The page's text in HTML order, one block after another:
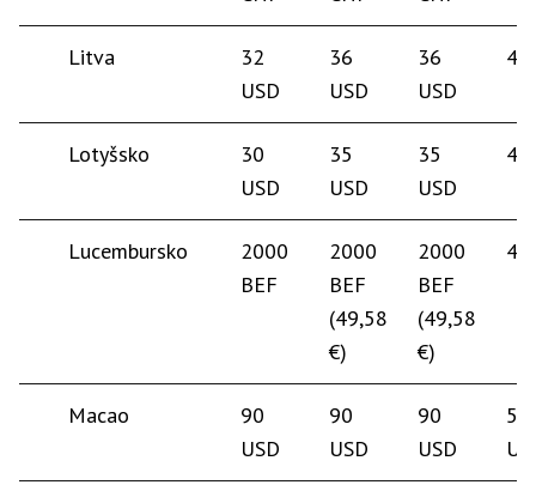
Litva
32
USD
36
USD
36
USD
40
Lotyšsko
30
USD
35
USD
35
USD
40
Lucembursko
2000
BEF
2000
BEF
(49,58
€)
2000
BEF
(49,58
€)
45
Macao
90
USD
90
USD
90
USD
55